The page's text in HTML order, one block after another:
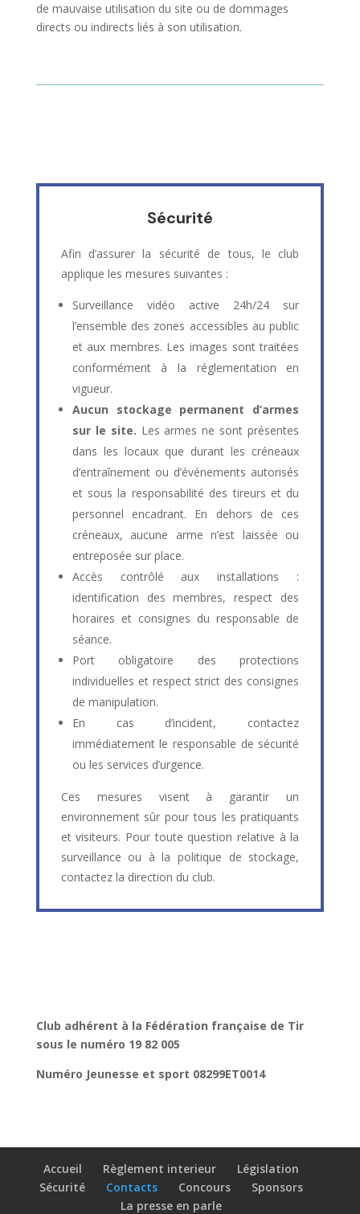
de mauvaise utilisation du site ou de dommages
directs ou indirects liés à son utilisation.
Sécurité
Afin d’assurer la sécurité de tous, le club
applique les mesures suivantes :
Surveillance vidéo active 24h/24 sur
l’ensemble des zones accessibles au public
et aux membres. Les images sont traitées
conformément à la réglementation en
vigueur.
Aucun stockage permanent d’armes
sur le site. Les armes ne sont présentes
dans les locaux que durant les créneaux
d’entraînement ou d’événements autorisés
et sous la responsabilité des tireurs et du
personnel encadrant. En dehors de ces
créneaux, aucune arme n’est laissée ou
entreposée sur place.
Accès contrôlé aux installations :
identification des membres, respect des
horaires et consignes du responsable de
séance.
Port obligatoire des protections
individuelles et respect strict des consignes
de manipulation.
En cas d’incident, contactez
immédiatement le responsable de sécurité
ou les services d’urgence.
Ces mesures visent à garantir un
environnement sûr pour tous les pratiquants
et visiteurs. Pour toute question relative à la
surveillance ou à la politique de stockage,
contactez la direction du club.
Club adhérent à la Fédération française de Tir
sous le numéro 19 82 005
Numéro Jeunesse et sport 08299ET0014
Accueil Règlement interieur
Législation
Sécurité
Contacts Concours
Sponsors
La presse en parle